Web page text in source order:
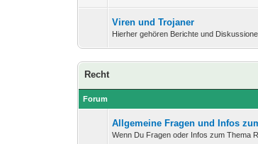
Viren und Trojaner
Hierher gehören Berichte und
Recht
Forum
Allgemeine Fragen und Infos
Wenn Du Fragen oder Infos zum Thema